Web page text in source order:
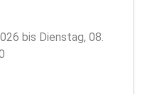
bis Dienstag, 08.